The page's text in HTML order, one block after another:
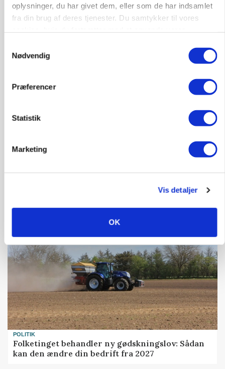
oplysninger, du har givet dem, eller som de har indsamlet
fra din brug af deres tjenester. Du samtykker til vores
Nødvendig
Præferencer
Statistik
Marketing
Vis detaljer
OK
BUSINESS
Fra mark til mur: Byggeriet kan åbne nyt
marked for biokul
»Nu stopper I«: Landbrugsdebattør og
protestgruppe vil demonstrere mod ny
POLITIK
Folketinget behandler ny gødskningslov: Sådan
kan den ændre din bedrift fra 2027